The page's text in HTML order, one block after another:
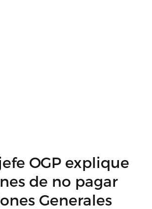
OGP explique
de no pagar
Generales